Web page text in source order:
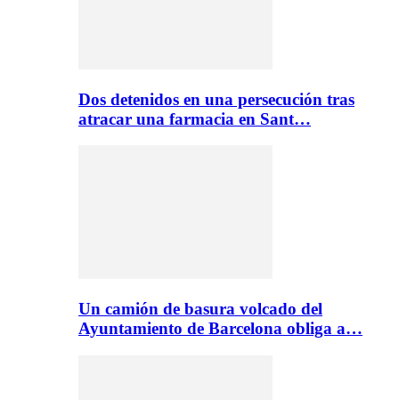
Dos detenidos en una persecución tras
atracar una farmacia en Sant…
Un camión de basura volcado del
Ayuntamiento de Barcelona obliga a…